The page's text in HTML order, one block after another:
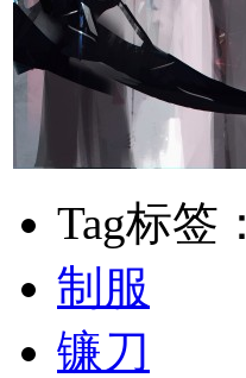
Tag标签：
制服
镰刀